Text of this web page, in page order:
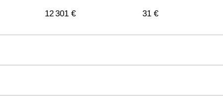
12 301 € 31 €